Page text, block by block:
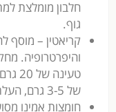
גוף.
והיפרטרופיה.
של 3-5 גרם, העלתה את כוח השרירים והיקפם.